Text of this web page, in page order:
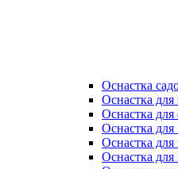
Оснастка
Оснастка для
Оснастка для
Оснастка
Оснастка для
Оснастка для